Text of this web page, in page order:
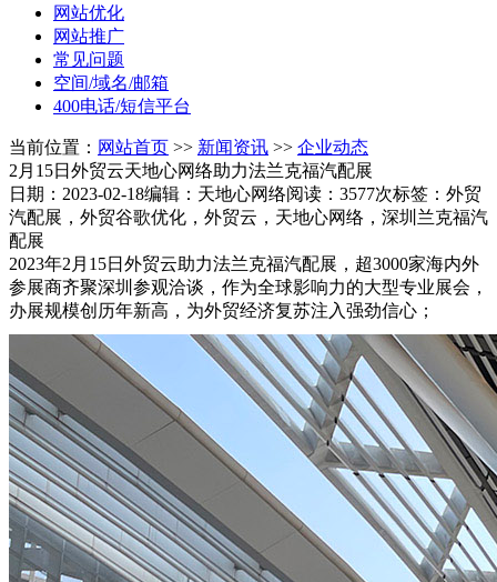
网站优化
网站推广
常见问题
空间/域名/邮箱
400电话/短信平台
当前位置： 网站首页 >> 新闻资讯 >> 企业动态
2月15日外贸云天地心网络助力法兰克福汽配展
日期：2023-02-18编辑：天地心网络阅读：3577次标签：外贸
汽配展，外贸谷歌优化，外贸云，天地心网络，深圳兰克福汽
配展
2023年2月15日外贸云助力法兰克福汽配展，超3000家海内外
参展商齐聚深圳参观洽谈，作为全球影响力的大型专业展会，
办展规模创历年新高，为外贸经济复苏注入强劲信心；